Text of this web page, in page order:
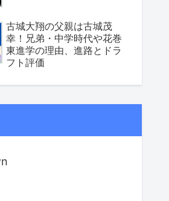
古城大翔の父親は古城茂
幸！兄弟・中学時代や花巻
東進学の理由、進路とドラ
フト評価